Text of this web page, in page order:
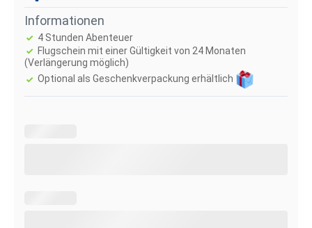
Informationen
4 Stunden Abenteuer
Flugschein mit einer Gültigkeit von 24 Monaten
(Verlängerung möglich)
Optional als Geschenkverpackung erhältlich